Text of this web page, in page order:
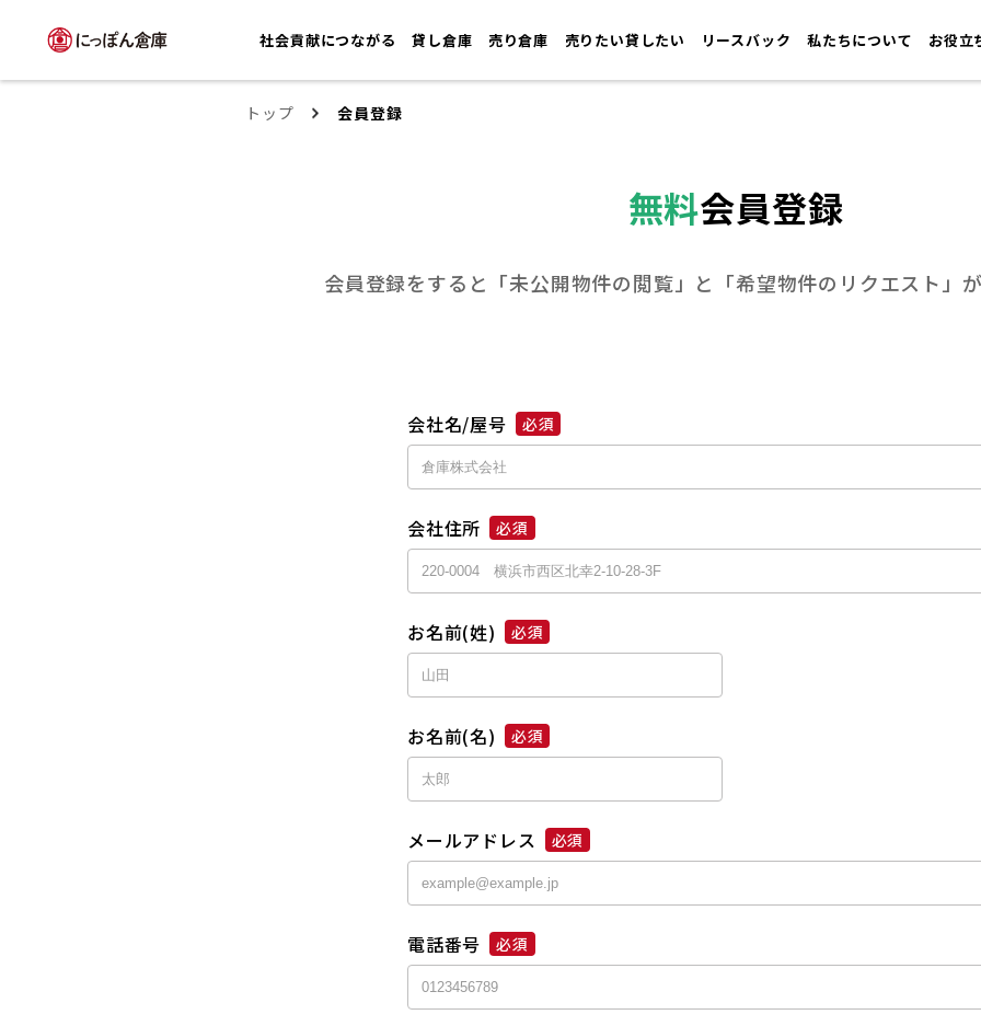
社会貢献につながる 貸し倉庫 売り倉庫 売りたい貸したい リースバック 私たちについて お役立
トップ 会員登録
無料会員登録
会員登録をすると「未公開物件の閲覧」と 「希望物件のリクエスト」
会社名/屋号 必須
会社住所 必須
お名前(姓) 必須
お名前(名) 必須
メールアドレス 必須
電話番号 必須